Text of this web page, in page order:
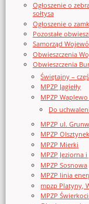
Ogłoszenie o
sołtysa
Ogłoszenie o
Pozostałe
Samorząd
Obwieszczenia
Obwieszczenia
Świętajny –
MPZP Jagiełły
MPZP Waplewo
Do
MPZP ul.
MPZP
MPZP Mierki
MPZP Jeziorna
MPZP Sosnowa
MPZP linia
mpzp Platyny,
MPZP